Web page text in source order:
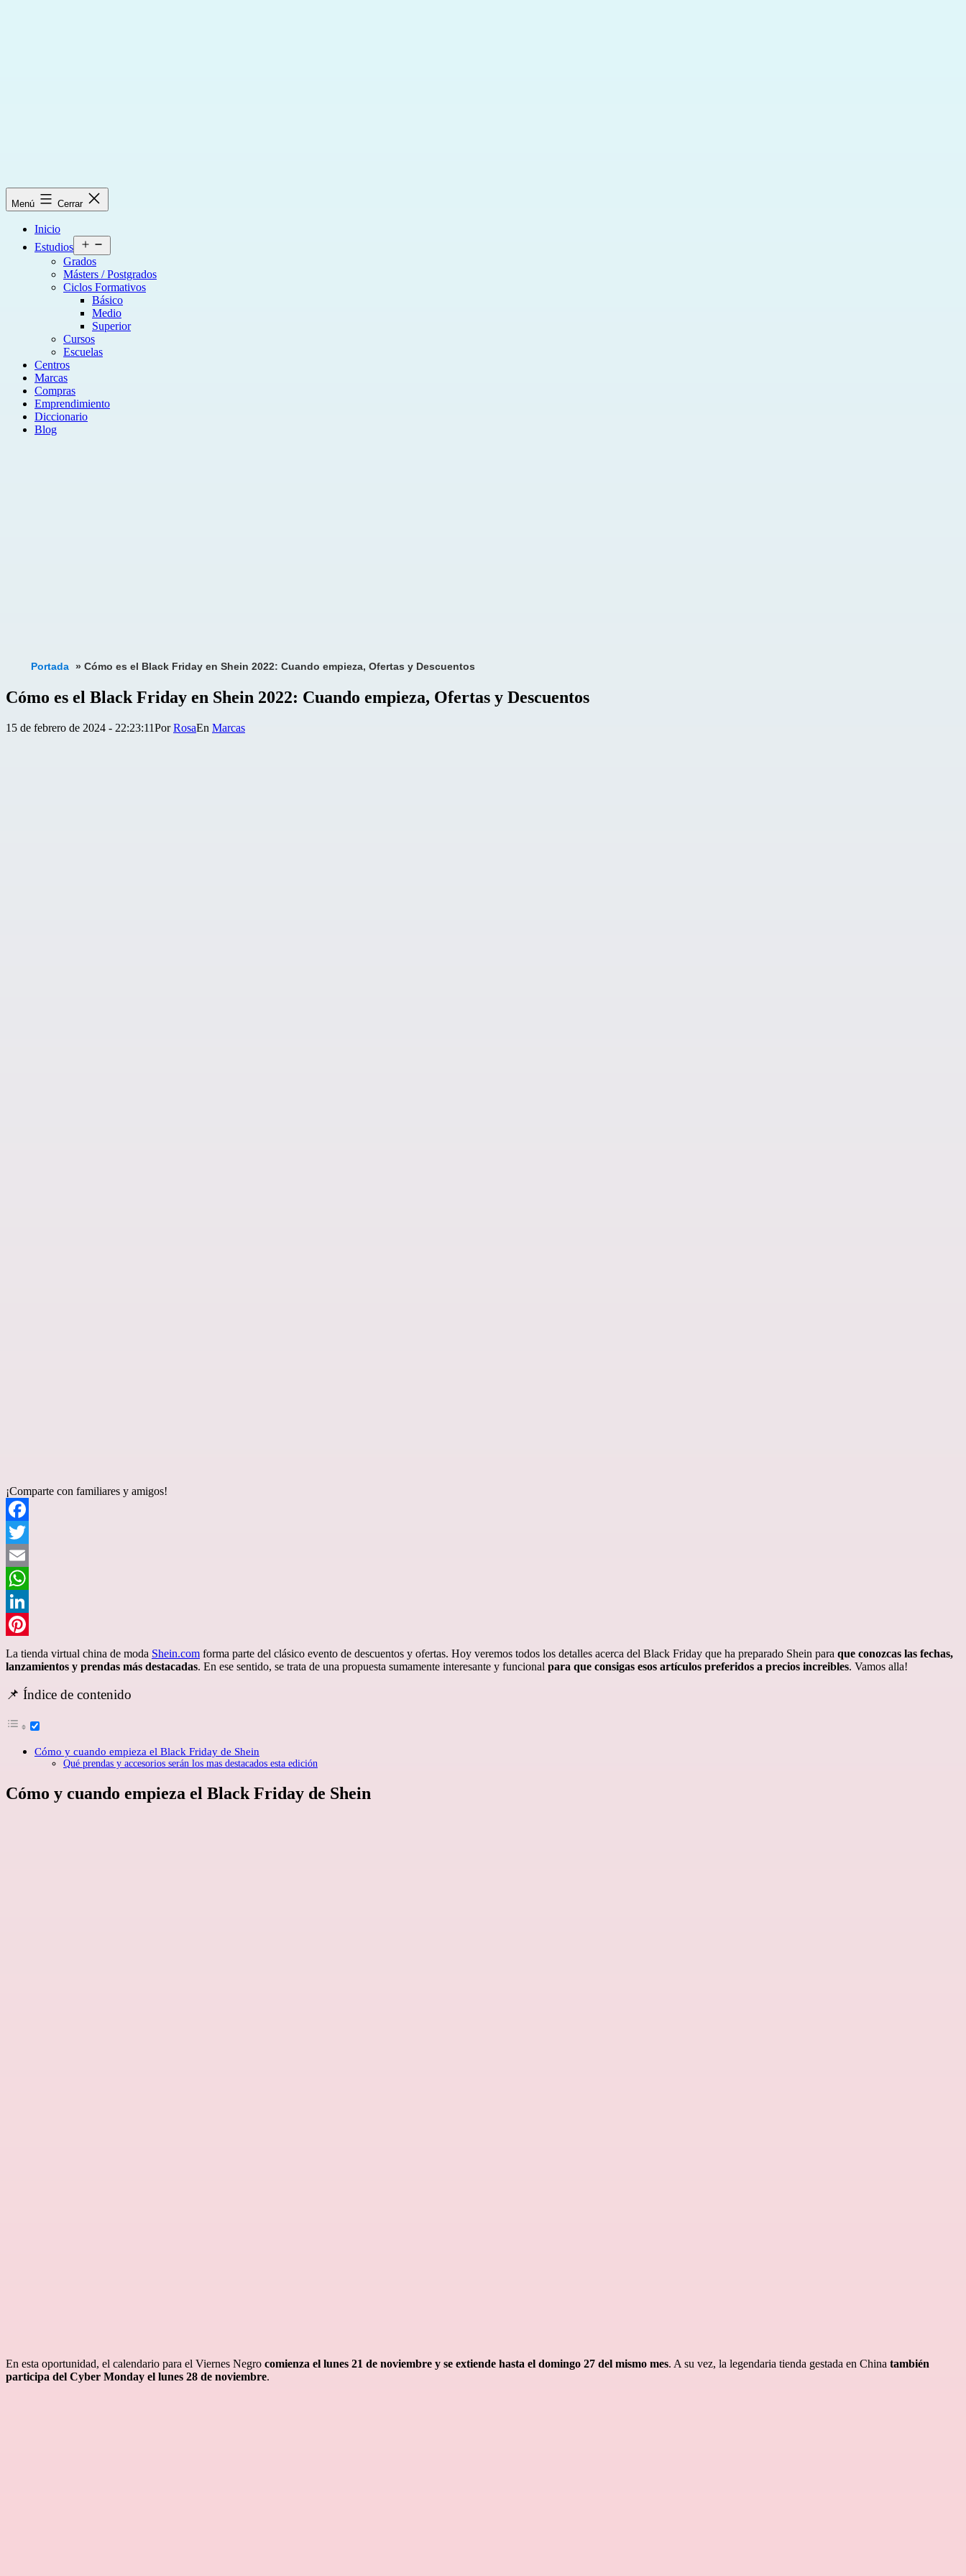
Menú Cerrar
Inicio
Estudios
el
Grados
Másters / Postgrados
Ciclos Formativos
Básico
Medio
Superior
Cursos
Escuelas
Centros
Marcas
Compras
Emprendimiento
Diccionario
Blog
Portada » Cómo es el Black Friday en Shein 2022: Cuando empieza, Ofertas y Descuentos
Cómo es el Black Friday en Shein 2022: Cuando empieza, Ofertas y Descuentos
Publicada
15 de febrero de 2024 - 22:23:11PorRosa
Categorizado
Marcas
¡Comparte con familiares y amigos!
Facebook
Twitter
Email
WhatsApp
LinkedIn
Pinterest
La tienda virtual china de moda Shein.com forma parte del clásico evento de descuentos y ofertas. Hoy veremos todos los detalles acerca del Black Friday que ha preparado Shein para que conozcas las fechas,
lanzamientos y prendas más destacadas. En ese sentido, se trata de una propuesta sumamente interesante y funcional para que consigas esos artículos preferidos a precios increibles. Vamos alla!
📌 Índice de contenido
Cómo y cuando empieza el Black Friday de Shein
Qué prendas y accesorios serán los mas destacados esta edición
Cómo y cuando empieza el Black Friday de Shein
En esta oportunidad, el calendario para el Viernes Negro comienza el lunes 21 de noviembre y se extiende hasta el domingo 27 del mismo mes. A su vez, la legendaria tienda gestada en China también
participa del Cyber Monday el lunes 28 de noviembre.